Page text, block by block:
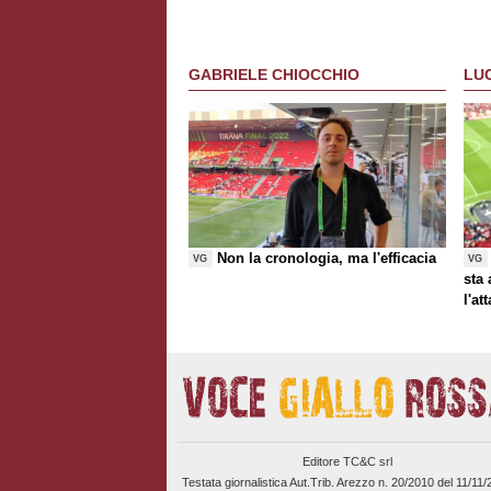
GABRIELE CHIOCCHIO
VG Non la cronologia, ma l'efficacia VG
sta
Editore TC&C srl
Testata giornalistica Aut.Trib. Arezzo n. 20/2010 del 11/11/